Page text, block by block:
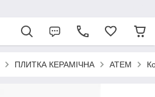
ПЛИТКА КЕРАМІЧНА АТЕМ